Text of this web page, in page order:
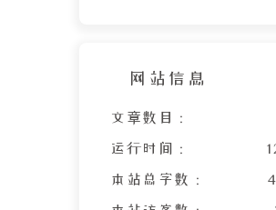
网站信息
文章数目 :
运行时间 :
本站总字数 :